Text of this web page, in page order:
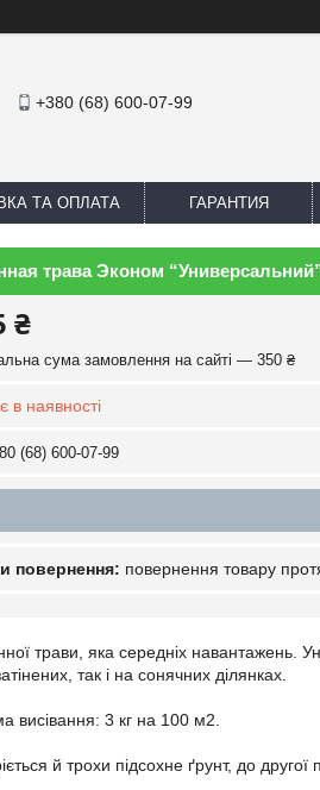
+380 (68) 600-07-99
ТА ОПЛАТА ГАРАНТИЯ
трава Эконом
₴
сума замовлення на сайті — 350 ₴
в наявності
(68) 600-07-99
повернення товару
трави, яка середніх навантажень.
так і на сонячних ділянках.
висівання: 3 кг на 100 м2.
й трохи підсохне ґрунт, до